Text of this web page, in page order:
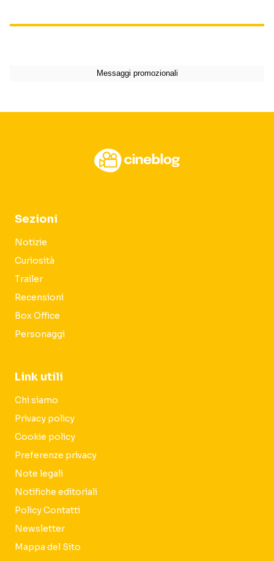
Sezioni
Notizie
Curiosità
Trailer
Recensioni
Box Office
Personaggi
Link utili
Chi siamo
Privacy policy
Cookie policy
Preferenze privacy
Note legali
Notifiche editoriali
Policy Contatti
Newsletter
Mappa del Sito